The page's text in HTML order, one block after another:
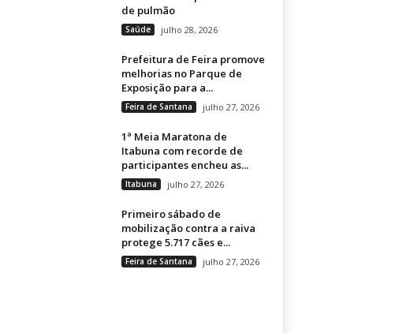
de pulmão
Saúde julho 28, 2026
Prefeitura de Feira promove
melhorias no Parque de
Exposição para a...
Feira de Santana julho 27, 2026
1ª Meia Maratona de
Itabuna com recorde de
participantes encheu as...
Itabuna julho 27, 2026
Primeiro sábado de
mobilização contra a raiva
protege 5.717 cães e...
Feira de Santana julho 27, 2026